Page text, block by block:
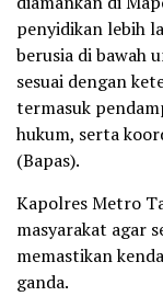
penyidikan lebih
berusia di bawah
sesuai dengan
termasuk
hukum, serta
(Bapas).
Kapolres Metro
masyarakat agar
memastikan
ganda.